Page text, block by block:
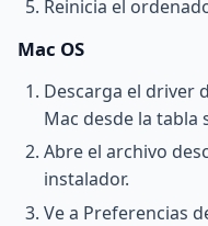
Reinicia el
Mac OS
Descarga el driver
Mac desde la tabla
Abre el archivo
instalador.
Ve a Preferencias